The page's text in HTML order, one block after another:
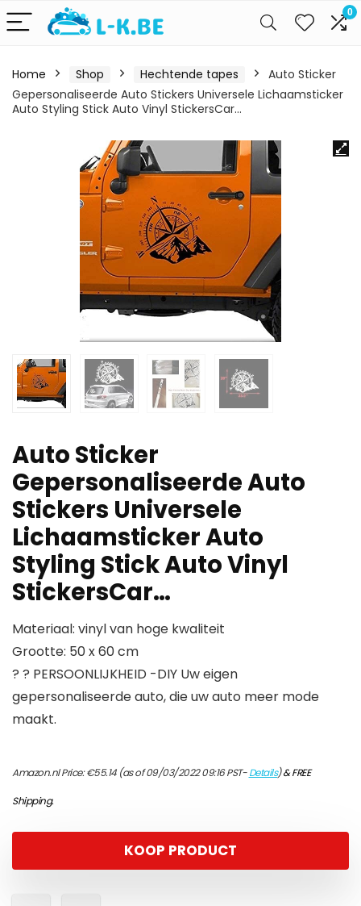
0
Home Shop Hechtende tapes
Auto Sticker
Gepersonaliseerde Auto Stickers Universele Lichaamsticker
Auto Styling Stick Auto Vinyl StickersCar…
Auto Sticker
Gepersonaliseerde Auto
Stickers Universele
Lichaamsticker Auto
Styling Stick Auto Vinyl
StickersCar…
Materiaal: vinyl van hoge kwaliteit
Grootte: 50 x 60 cm
? ? PERSOONLIJKHEID -DIY Uw eigen
gepersonaliseerde auto, die uw auto meer mode
maakt.
Amazon.nl Price:€55.14(as of 09/03/2022 09:16 PST-Details)&FREE
Shipping.
KOOP PRODUCT